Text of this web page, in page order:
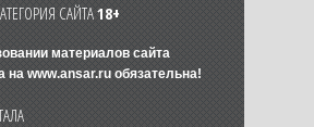
САЙТА18+
материалов сайта
на www.ansar.ruобязательна!